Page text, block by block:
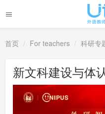
首页 For teachers 科研专
新文科建设与体